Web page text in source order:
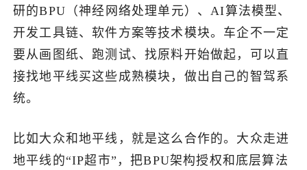
研的BPU（神经网络处理单元）、AI算法模型、
开发工具链、软件方案等技术模块。车企不一定
要从画图纸、跑测试、找原料开始做起，可以直
接找地平线买这些成熟模块，做出自己的智驾系
统。
比如大众和地平线，就是这么合作的。大众走进
地平线的“IP超市”，把BPU架构授权和底层算法